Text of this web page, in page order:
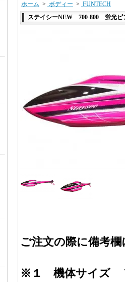
ホーム > ボディー > FUNTECH
ステイシーNEW 700-800 蛍光ピ
ご注文の際に備考
※１ 機体サイズ